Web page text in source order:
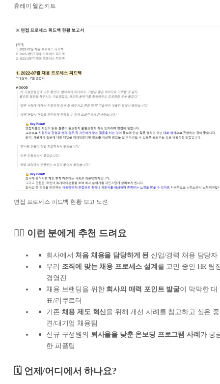
휴레이 웰컴키트
면접 프로세스 피드백 현황 보고 노션
🙋‍♀️ 이런 분에게 추천 드려요
회사에서 처음 채용을 담당하게 된 신입/경력 채용 담당자
우리 조직에 맞는 채용 프로세스 설계 를 고민 중인 HR 팀
경영진
채용 브랜딩을 위한 회사의 매력 포인트 발굴이 막막한 대
표/리쿠르터
기존 채용 제도 혁신 을 위해 개선 사례를 참고하고 싶은 중
견/대기업 채용팀
신규 구성원의 퇴사율을 낮춘 온보딩 프로그램 사례 가 궁
한 피플팀
🗓️ 언제/어디에서 하나요?